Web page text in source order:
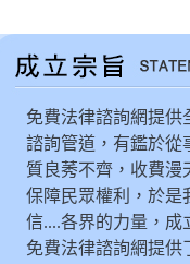
免費法律諮詢網提供
諮詢管道，有鑑於從
質良莠不齊，收費漫
保障民眾權利，於是
信....各界的力量，成
免費法律諮詢網提供